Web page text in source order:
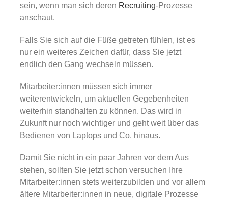
Karriere
sein, wenn man sich deren Recruiting-Prozesse
anschaut.
Falls Sie sich auf die Füße getreten fühlen, ist es
nur ein weiteres Zeichen dafür, dass Sie jetzt
endlich den Gang wechseln müssen.
Mitarbeiter:innen müssen sich immer
weiterentwickeln, um aktuellen Gegebenheiten
weiterhin standhalten zu können. Das wird in
Zukunft nur noch wichtiger und geht weit über das
Bedienen von Laptops und Co. hinaus.
Damit Sie nicht in ein paar Jahren vor dem Aus
stehen, sollten Sie jetzt schon versuchen Ihre
Mitarbeiter:innen stets weiterzubilden und vor allem
ältere Mitarbeiter:innen in neue, digitale Prozesse